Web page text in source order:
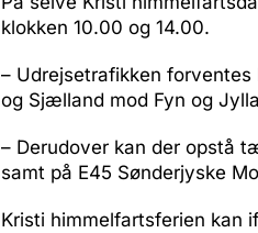
klokken 10.00 og 14.00.
– Udrejsetrafikken
og Sjælland mod Fyn og
– Derudover kan der opstå
samt på E45 Sønderjyske
Kristi himmelfartsferien kan